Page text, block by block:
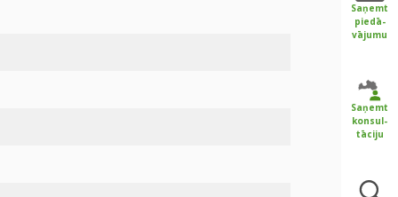
Saņemt
piedā-
vājumu
Saņemt
konsul-
tāciju